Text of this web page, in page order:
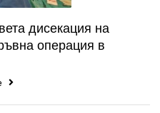
дисекация на
операция в